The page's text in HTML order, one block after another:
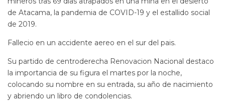
de Atacama, la pandemia de COVID-19 y el estallido social
de 2019.
Fallecio en un accidente aereo en el sur del pais.
Su partido de centroderecha Renovacion Nacional destaco
la importancia de su figura el martes por la noche,
colocando su nombre en su entrada, su año de nacimiento
y abriendo un libro de condolencias.